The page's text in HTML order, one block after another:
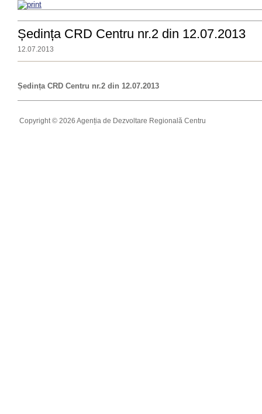
Ședința CRD Centru nr.2 din 12.07.2013
12.07.2013
Ședința CRD Centru nr.2 din 12.07.2013
Copyright © 2026 Agenția de Dezvoltare Regională Centru